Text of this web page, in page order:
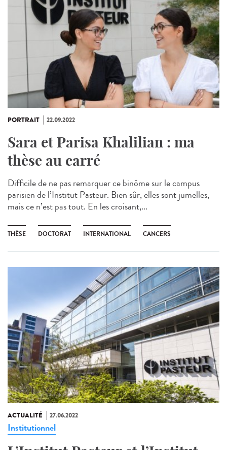
PORTRAIT 22.09.2022
Sara et Parisa Khalilian : ma
thèse au carré
Difficile de ne pas remarquer ce binôme sur le campus
parisien de l’Institut Pasteur. Bien sûr, elles sont jumelles,
mais ce n’est pas tout. En les croisant,...
THÈSE DOCTORAT INTERNATIONAL CANCERS
ACTUALITÉ 27.06.2022
Institutionnel